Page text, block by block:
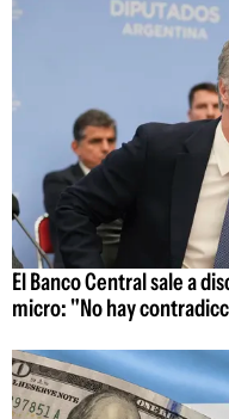
El Banco Central sale a
micro: "No hay